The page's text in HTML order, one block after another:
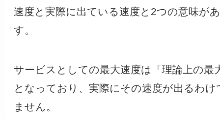
速度と 実際に出ている速度と2つの意味が
す。
サービスとしての最大速度は「理論上の最
となっており、実際にその速度が出るわけ
ません。